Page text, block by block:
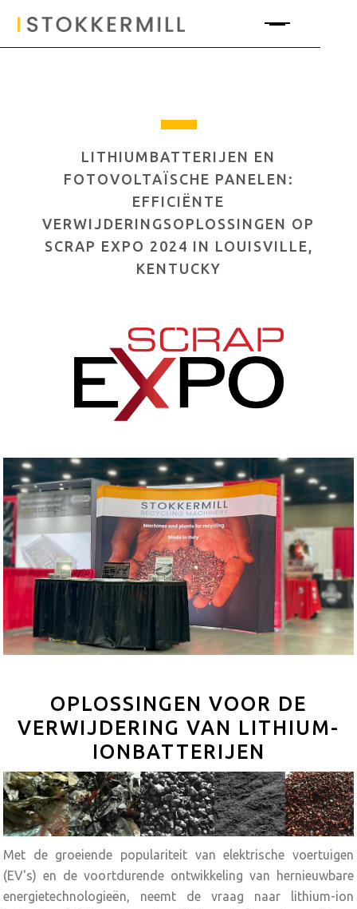
LITHIUMBATTERIJEN EN
FOTOVOLTAÏSCHE PANELEN:
EFFICIËNTE
VERWIJDERINGSOPLOSSINGEN OP
SCRAP EXPO 2024 IN LOUISVILLE,
KENTUCKY
OPLOSSINGEN VOOR DE
VERWIJDERING VAN LITHIUM-
IONBATTERIJEN
Met de groeiende populariteit van elektrische voertuigen
(EV's) en de voortdurende ontwikkeling van hernieuwbare
energietechnologieën, neemt de vraag naar lithium-ion